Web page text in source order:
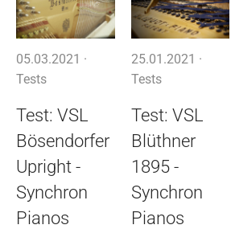
05.03.2021 ·
Tests
Test: VSL
Bösendorfer
Upright -
Synchron
Pianos
25.01.2021 ·
Tests
Test: VSL
Blüthner
1895 -
Synchron
Pianos